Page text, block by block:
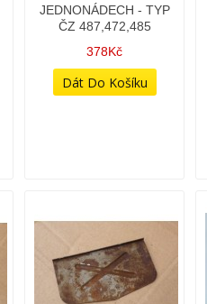
JEDNONÁDECH - TYP
ČZ 487,472,485
378Kč